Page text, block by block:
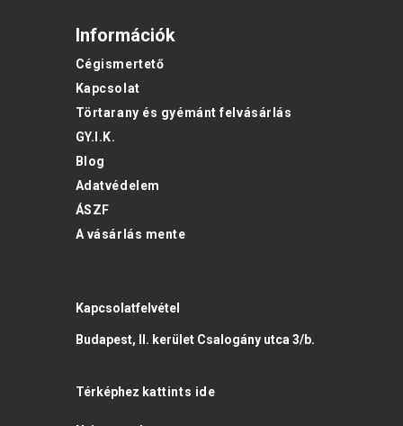
Információk
Cégismertető
Kapcsolat
Törtarany és gyémánt felvásárlás
GY.I.K.
Blog
Adatvédelem
ÁSZF
A vásárlás mente
Kapcsolatfelvétel
Budapest, II. kerület Csalogány utca 3/b.
Térképhez kattints ide